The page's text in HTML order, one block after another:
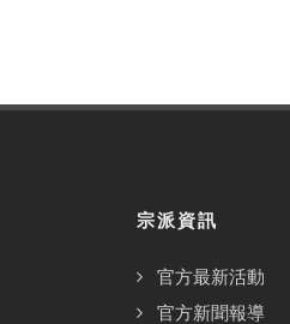
宗派資訊
官方最新活動
官方新聞報導